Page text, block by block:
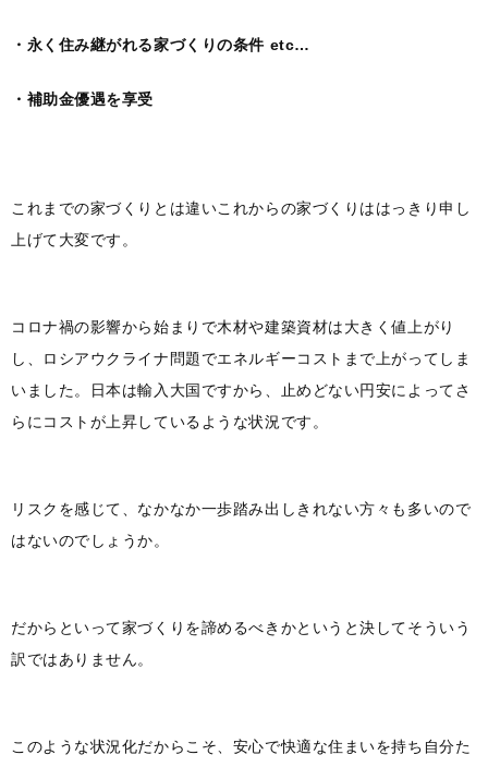
・永く住み継がれる家づくりの条件 etc…
・補助金優遇を享受
これまでの家づくりとは違いこれからの家づくりははっきり申し
上げて大変です。
コロナ禍の影響から始まりで木材や建築資材は大きく値上がり
し、ロシアウクライナ問題でエネルギーコストまで上がってしま
いました。日本は輸入大国ですから、止めどない円安によってさ
らにコストが上昇しているような状況です。
リスクを感じて、なかなか一歩踏み出しきれない方々も多いので
はないのでしょうか。
だからといって家づくりを諦めるべきかというと決してそういう
訳ではありません。
このような状況化だからこそ、安心で快適な住まいを持ち自分た